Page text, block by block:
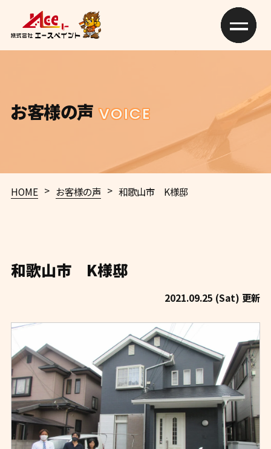
お客様の声 VOICE
HOME > お客様の声 > 和歌山市 K様邸
和歌山市 K様邸
2021.09.25 (Sat) 更新